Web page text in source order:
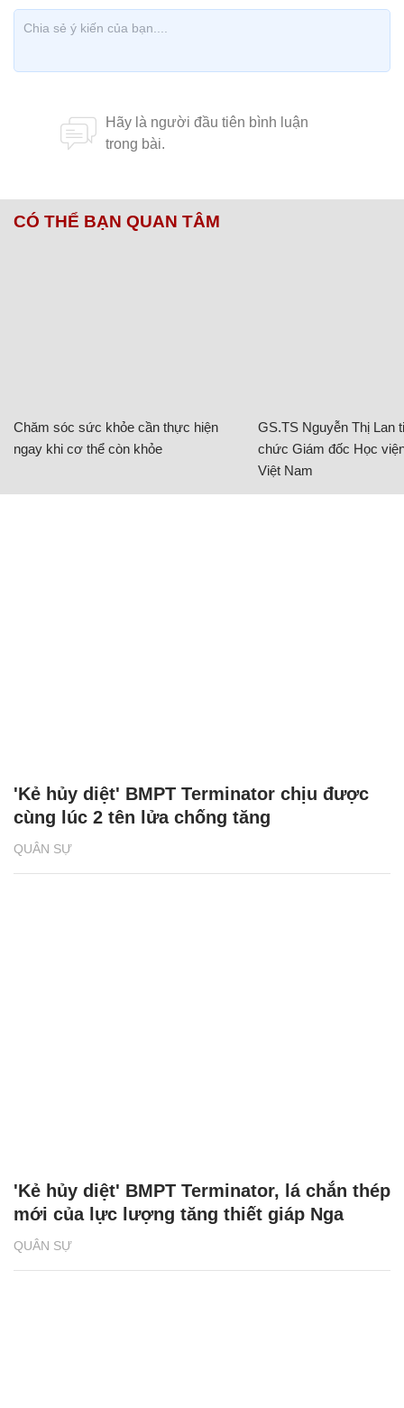
CÓ THỂ BẠN QUAN TÂM
Chăm sóc sức khỏe cần thực hiện
ngay khi cơ thể còn khỏe
GS.TS Nguyễn Thị Lan
chức Giám đốc Học
Việt Nam
QUÂN SỰ
'Kẻ hủy diệt' BMPT Terminator chịu được
cùng lúc 2 tên lửa chống tăng
QUÂN SỰ
'Kẻ hủy diệt' BMPT Terminator, lá chắn thép
mới của lực lượng tăng thiết giáp Nga